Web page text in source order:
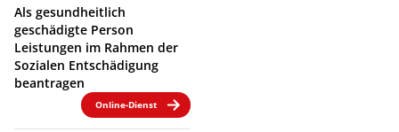
Als gesundheitlich
geschädigte Person
Leistungen im Rahmen der
Sozialen Entschädigung
beantragen
Online-Dienst